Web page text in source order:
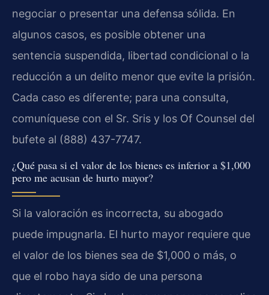
negociar o presentar una defensa sólida. En
algunos casos, es posible obtener una
sentencia suspendida, libertad condicional o la
reducción a un delito menor que evite la prisión.
Cada caso es diferente; para una consulta,
comuníquese con el Sr. Sris y los Of Counsel del
bufete al (888) 437-7747.
¿Qué pasa si el valor de los bienes es inferior a $1,000
pero me acusan de hurto mayor?
Si la valoración es incorrecta, su abogado
puede impugnarla. El hurto mayor requiere que
el valor de los bienes sea de $1,000 o más, o
que el robo haya sido de una persona